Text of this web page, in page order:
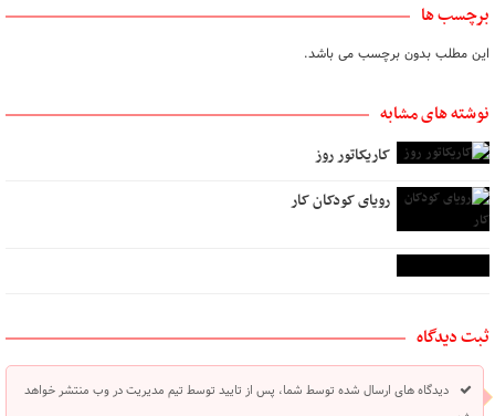
برچسب ها
این مطلب بدون برچسب می باشد.
نوشته های مشابه
کاریکاتور روز
رویای کودکان کار
ثبت دیدگاه
دیدگاه های ارسال شده توسط شما، پس از تایید توسط تیم مدیریت در وب منتشر خواهد